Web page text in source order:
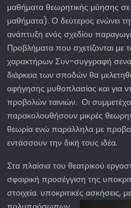
μαθήματα θεωρητικής μύησης
μαθήματα). Ο δεύτερος ενώνει
ανάπτυξη ενός σχεδίου
Προβλήματα που σχετίζονται με
χαρακτήρων Συν-συγγραφή
διάρκεια των σποδών θα
αφήγησης μυθοπλασίας και για
προβολών ταινιών. Οι
παρακολουθήσουν μικρές
θεωρία ενώ παράλληλα με
εντάσσουν την δική τους ιδέα.
Στα πλαίσια του θεατρικού
σφαιρική προσέγγιση της
στοιχεία. υποκριτικές ασκήσεις,